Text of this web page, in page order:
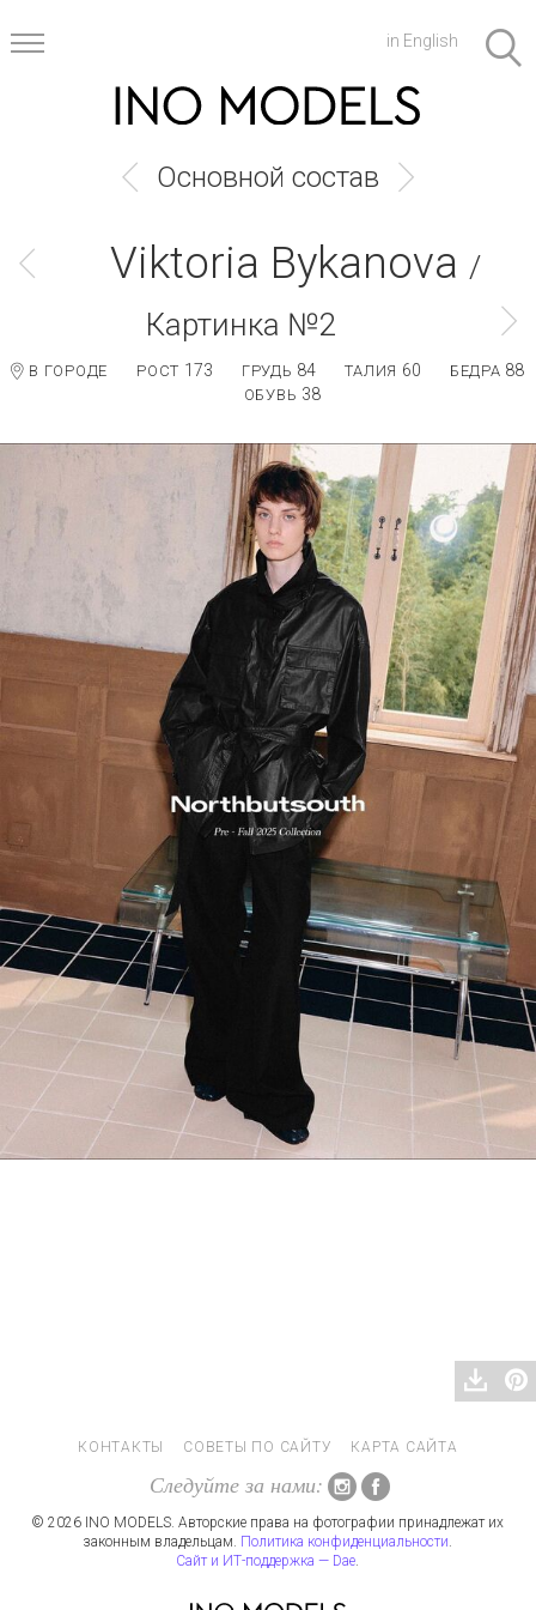
in English
Основной состав
Viktoria Bykanova /
Картинка №2
В ГОРОДЕ РОСТ 173 ГРУДЬ 84 ТАЛИЯ 60 БЕДРА 88
ОБУВЬ 38
КОНТАКТЫ СОВЕТЫ ПО САЙТУ КАРТА САЙТА
Следуйте за нами:
© 2026 INO MODELS. Авторские права на фотографии принадлежат их
законным владельцам. Политика конфиденциальности.
Сайт и ИТ-поддержка — Dae.